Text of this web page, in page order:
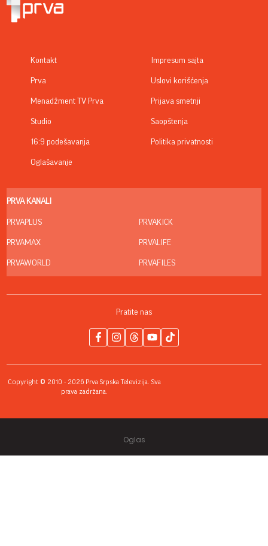
Kontakt
Prva
Menadžment TV Prva
Studio
16:9 podešavanja
Oglašavanje
Impresum sajta
Uslovi korišćenja
Prijava smetnji
Saopštenja
Politika privatnosti
PRVA KANALI
PRVAPLUS
PRVAMAX
PRVAWORLD
PRVAKICK
PRVALIFE
PRVAFILES
Pratite nas
Copyright © 2010 - 2026 Prva Srpska Televizija. Sva
prava zadržana.